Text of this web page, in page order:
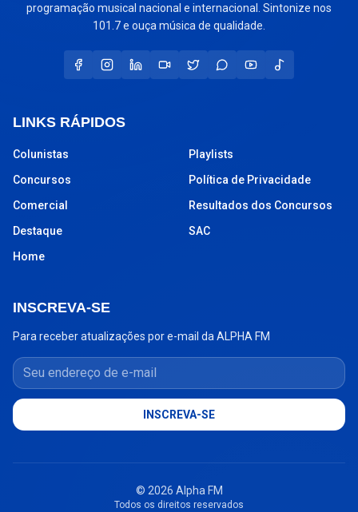
programação musical nacional e internacional. Sintonize nos
101.7 e ouça música de qualidade.
LINKS RÁPIDOS
Colunistas
Concursos
Comercial
Destaque
Home
Playlists
Política de Privacidade
Resultados dos Concursos
SAC
INSCREVA-SE
Para receber atualizações por e-mail da ALPHA FM
Seu endereço de e-mail
INSCREVA-SE
© 2026 Alpha FM
Todos os direitos reservados